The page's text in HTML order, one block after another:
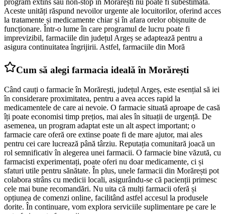
program extins sau non-stop în Morărești nu poate fi subestimată.
Aceste unități răspund nevoilor urgente ale locuitorilor, oferind acces
la tratamente și medicamente chiar și în afara orelor obișnuite de
funcționare. Într-o lume în care programul de lucru poate fi
imprevizibil, farmaciile din județul Argeș se adaptează pentru a
asigura continuitatea îngrijirii. Astfel, farmaciile din Moră
Cum să alegi farmacia ideală în Morărești
Când cauți o farmacie în Morărești, județul Argeș, este esențial să iei
în considerare proximitatea, pentru a avea acces rapid la
medicamentele de care ai nevoie. O farmacie situată aproape de casă
îți poate economisi timp prețios, mai ales în situații de urgență. De
asemenea, un program adaptat este un alt aspect important; o
farmacie care oferă ore extinse poate fi de mare ajutor, mai ales
pentru cei care lucrează până târziu. Reputația comunitară joacă un
rol semnificativ în alegerea unei farmacii. O farmacie bine văzută, cu
farmacisti experimentați, poate oferi nu doar medicamente, ci și
sfaturi utile pentru sănătate. În plus, unele farmacii din Morărești pot
colabora strâns cu medicii locali, asigurându-se că pacienții primesc
cele mai bune recomandări. Nu uita că mulți farmacii oferă și
opțiunea de comenzi online, facilitând astfel accesul la produsele
dorite. În continuare, vom explora serviciile suplimentare pe care le